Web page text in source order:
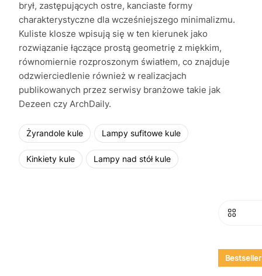
brył, zastępujących ostre, kanciaste formy
charakterystyczne dla wcześniejszego minimalizmu.
Kuliste klosze wpisują się w ten kierunek jako
rozwiązanie łączące prostą geometrię z miękkim,
równomiernie rozproszonym światłem, co znajduje
odzwierciedlenie również w realizacjach
publikowanych przez serwisy branżowe takie jak
Dezeen czy ArchDaily.
Żyrandole kule Lampy sufitowe kule
Kinkiety kule Lampy nad stół kule
Bestseller